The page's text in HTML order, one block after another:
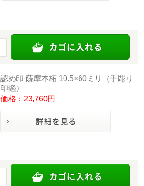
認め印 薩摩本柘 10.5×60ミリ（手彫り
印鑑）
価格：23,760円